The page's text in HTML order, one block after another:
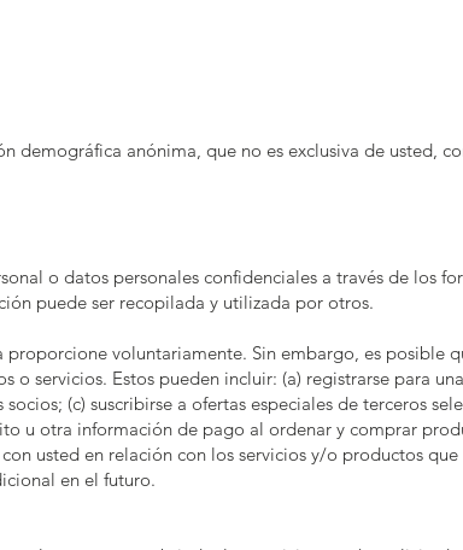
demográfica anónima, que no es exclusiva de usted,
o datos personales confidenciales a través de los
puede ser recopilada y utilizada por otros.
voluntariamente. Sin embargo, es posible
servicios. Estos pueden incluir: (a) registrarse para
(c) suscribirse a ofertas especiales de terceros
u otra información de pago al ordenar y comprar
usted en relación con los servicios y/o productos que
en el futuro.